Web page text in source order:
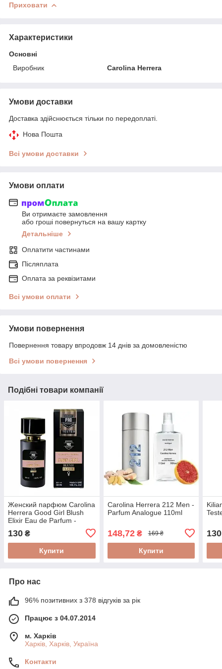
Приховати
Характеристики
Основні
Виробник
Carolina Herrera
Умови доставки
Доставка здійснюється тільки по передоплаті.
Нова Пошта
Всі умови доставки
Умови оплати
Ви отримаєте замовлення
або гроші повернуться на вашу картку
Детальніше
Оплатити частинами
Післяплата
Оплата за реквізитами
Всі умови оплати
Умови повернення
Повернення товару впродовж 14 днів за домовленістю
Всі умови повернення
Подібні товари компанії
Женский парфюм Carolina
Herrera Good Girl Blush
Elixir Eau de Parfum -
130 ₴
Купити
Carolina Herrera 212 Men -
Parfum Analogue 110ml
148,72₴ 169 ₴
Купити
130
Про нас
96% позитивних з 378 відгуків за рік
Працює з 04.07.2014
м. Харків
Харків, Харків, Україна
Контакти